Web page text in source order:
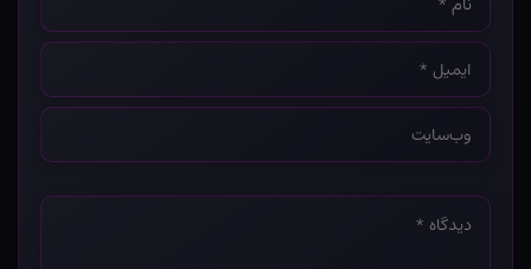
*
ایمیل
*
وب‌سایت
*
دیدگاه